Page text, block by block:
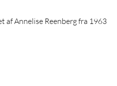
af Annelise Reenberg fra 1963